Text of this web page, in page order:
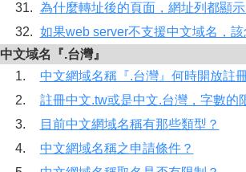
31. 為什麼轉址後的頁面，網址列都顯
32. 如果web server不支援中文域名，
中文域名『.台灣』
1.
中文網域名稱『.台灣』何時開放註
2.
註冊中文.tw或是中文.台灣，字數的
3.
目前中文網域名稱有那些類型？
4.
中文網域名稱之申請條件？